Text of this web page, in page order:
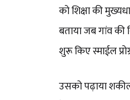
को शिक्षा की
बताया जब गांव की
शुरू किए स्माईल
उसको पढ़ाया